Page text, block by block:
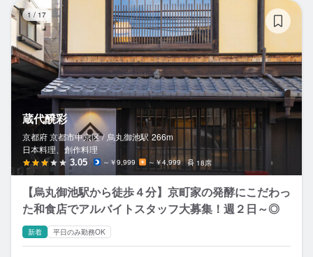
1 / 17
蔵代醗彩
京都府 京都市中京区 / 烏丸御池駅 266m
日本料理、創作料理
3.05 ～￥9,999 ～￥4,999 18席
【烏丸御池駅から徒歩４分】京町家の発酵にこだわっ
た和食店でアルバイトスタッフ大募集！週２日～◎
新着 平日のみ勤務OK